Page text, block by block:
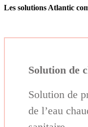
Les solutions Atlantic